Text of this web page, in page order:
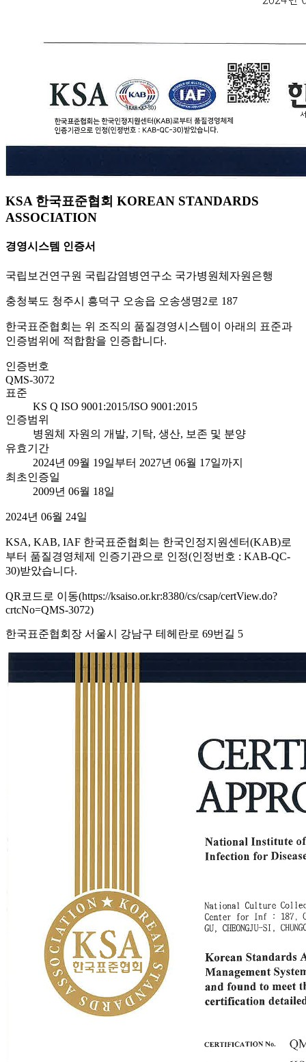
KSA 한국표준협회 KOREAN STANDARDS
ASSOCIATION
경영시스템 인증서
국립보건연구원 국립감염병연구소 국가병원체자원은행
충청북도 청주시 흥덕구 오송읍 오송생명2로 187
한국표준협회는 위 조직의 품질경영시스템이 아래의 표준과
인증범위에 적합함을 인증합니다.
인증번호
QMS-3072
표준
KS Q ISO 9001:2015/ISO 9001:2015
인증범위
병원체 자원의 개발, 기탁, 생산, 보존 및 분양
유효기간
2024년 09월 19일부터 2027년 06월 17일까지
최초인증일
2009년 06월 18일
2024년 06월 24일
KSA, KAB, IAF 한국표준협회는 한국인정지원센터(KAB)로
부터 품질경영체제 인증기관으로 인정(인정번호 : KAB-QC-
30)받았습니다.
QR코드로 이동(https://ksaiso.or.kr:8380/cs/csap/certView.do?
crtcNo=QMS-3072)
한국표준협회장 서울시 강남구 테헤란로 69번길 5